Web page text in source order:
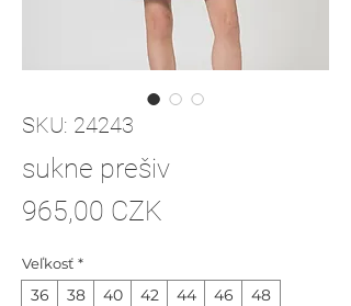
SKU: 24243
sukne prešiv
965,00 CZK
Veľkosť *
36 38 40 42 44 46 48